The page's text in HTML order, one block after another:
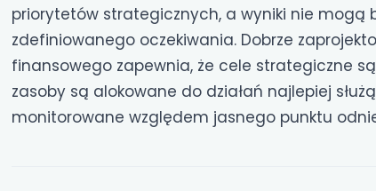
priorytetów strategicznych, a wyniki nie
zdefiniowanego oczekiwania. Dobrze
finansowego zapewnia, że cele strategiczne
zasoby są alokowane do działań najlepiej
monitorowane względem jasnego punktu